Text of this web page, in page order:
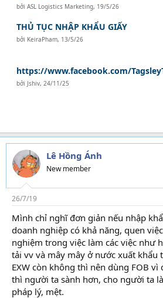
bởiASL Logistics Marketing, 19/5/26
THỦ TỤC NHẬP KHẨU GIẤY
bởi KeiraPham, 13/5/26
https://www.facebook.com/
bởi Jshiv, 24/11/25
Lê Hồng Ánh
New member
26/7/19
Mình chỉ nghĩ đơn giản nếu nhập
doanh nghiệp có khả năng, quen
nghiệm trong việc làm các việc như
tải vv và mây mây ở nước xuất khẩu
EXW còn không thì nên dùng FOB
thì người ta sành hơn, cho người ta
pháp lý, mệt.